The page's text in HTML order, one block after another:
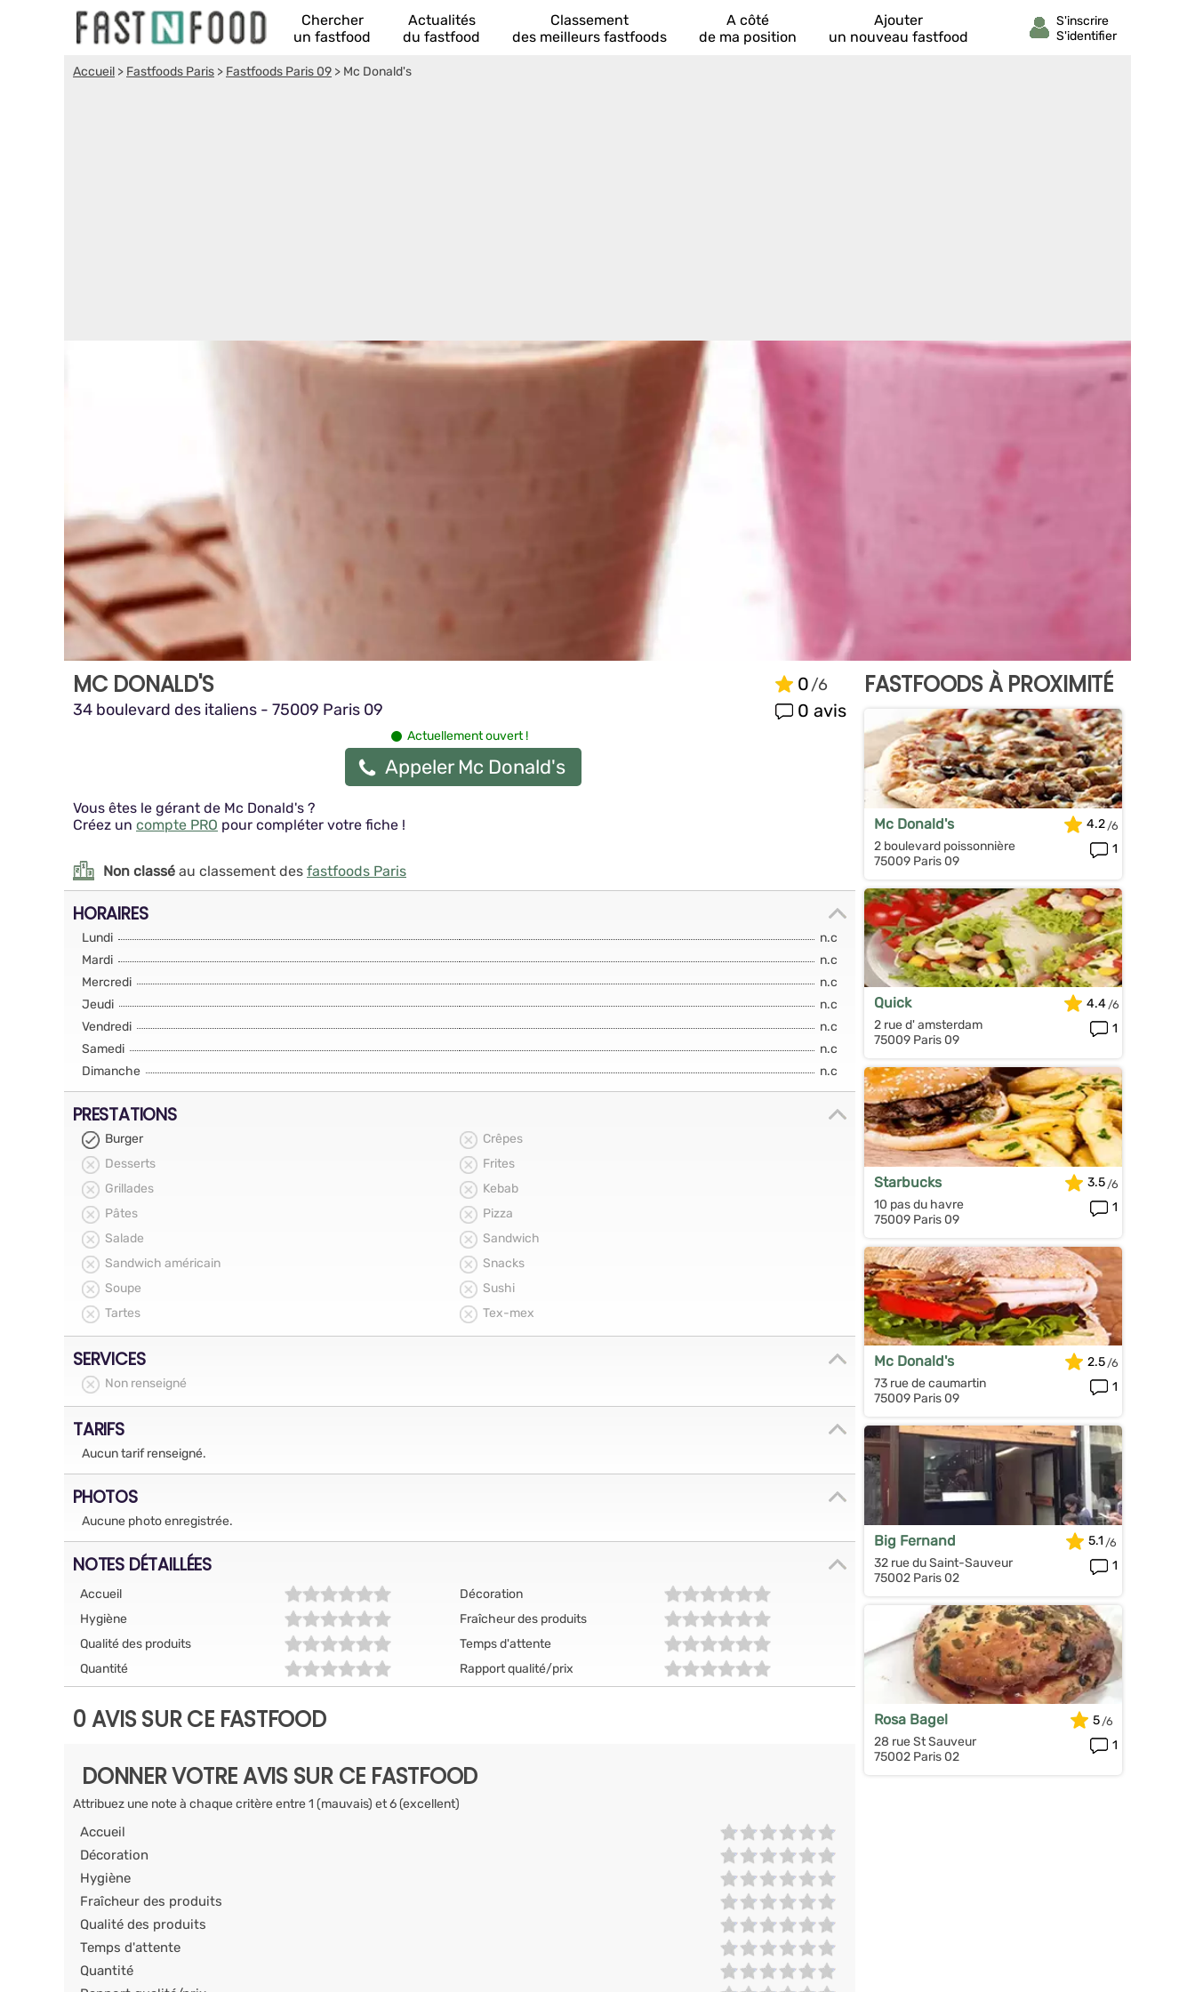
Chercher
un fastfood
Actualités
du fastfood
Classement
des meilleurs fastfoods
A côté
de ma position
Ajouter
un nouveau fastfood
Accueil > Fastfoods Paris > Fastfoods Paris 09 > Mc Donald's
MC DONALD'S
34 boulevard des italiens - 75009 Paris 09
0
0 avis
Actuellement ouvert !
Appeler Mc Donald's
Vous êtes le gérant de Mc Donald's ?
Créez un compte PRO pour compléter votre fiche !
Non classé au classement des fastfoods Paris
HORAIRES
Lundi
n.c
Mardi
n.c
Mercredi
n.c
Jeudi
n.c
Vendredi
n.c
Samedi
n.c
Dimanche
n.c
PRESTATIONS
Burger
Crêpes
Desserts
Frites
Grillades
Kebab
Pâtes
Pizza
Salade
Sandwich
Sandwich américain
Snacks
Soupe
Sushi
Tartes
Tex-mex
SERVICES
Non renseigné
TARIFS
Aucun tarif renseigné.
PHOTOS
Aucune photo enregistrée.
NOTES DÉTAILLÉES
Accueil
Décoration
Hygiène
Fraîcheur des produits
Qualité des produits
Temps d'attente
Quantité
Rapport qualité/prix
0 AVIS SUR CE FASTFOOD
DONNER VOTRE AVIS SUR CE FASTFOOD
Attribuez une note à chaque critère entre 1 (mauvais) et 6 (excellent)
Accueil
Décoration
Hygiène
Fraîcheur des produits
Qualité des produits
Temps d'attente
Quantité
FASTFOODS À PROXIMITÉ
Mc Donald's
2 boulevard poissonnière
75009 Paris 09
4.2
1
Quick
2 rue d' amsterdam
75009 Paris 09
4.4
1
Starbucks
10 pas du havre
75009 Paris 09
3.5
1
Mc Donald's
73 rue de caumartin
75009 Paris 09
2.5
1
Big Fernand
32 rue du Saint-Sauveur
75002 Paris 02
5.1
1
Rosa Bagel
28 rue St Sauveur
75002 Paris 02
5
1